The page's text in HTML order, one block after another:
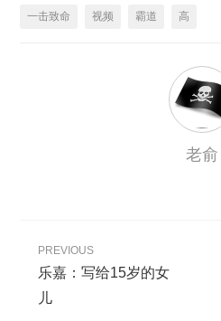
一击致命 视频 霸道 高
老俞
PREVIOUS
乐嘉：写给15岁的女
儿